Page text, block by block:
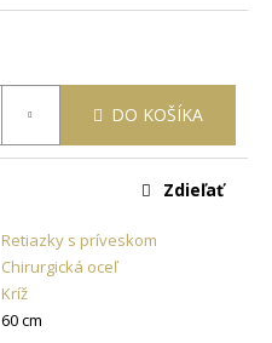
DO KOŠÍKA
Retiazky s príveskom
Chirurgická oceľ
Kríž
60 cm
Zdieľať